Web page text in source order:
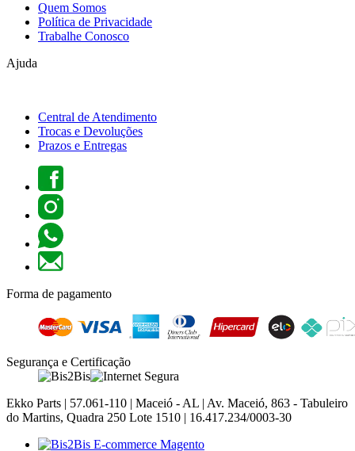
Quem Somos
Política de Privacidade
Trabalhe Conosco
Ajuda
Central de Atendimento
Trocas e Devoluções
Prazos e Entregas
Forma de pagamento
Segurança e Certificação
Ekko Parts | 57.061-110 | Maceió - AL | Av. Maceió, 863 - Tabuleiro
do Martins, Quadra 250 Lote 1510 | 16.417.234/0003-30